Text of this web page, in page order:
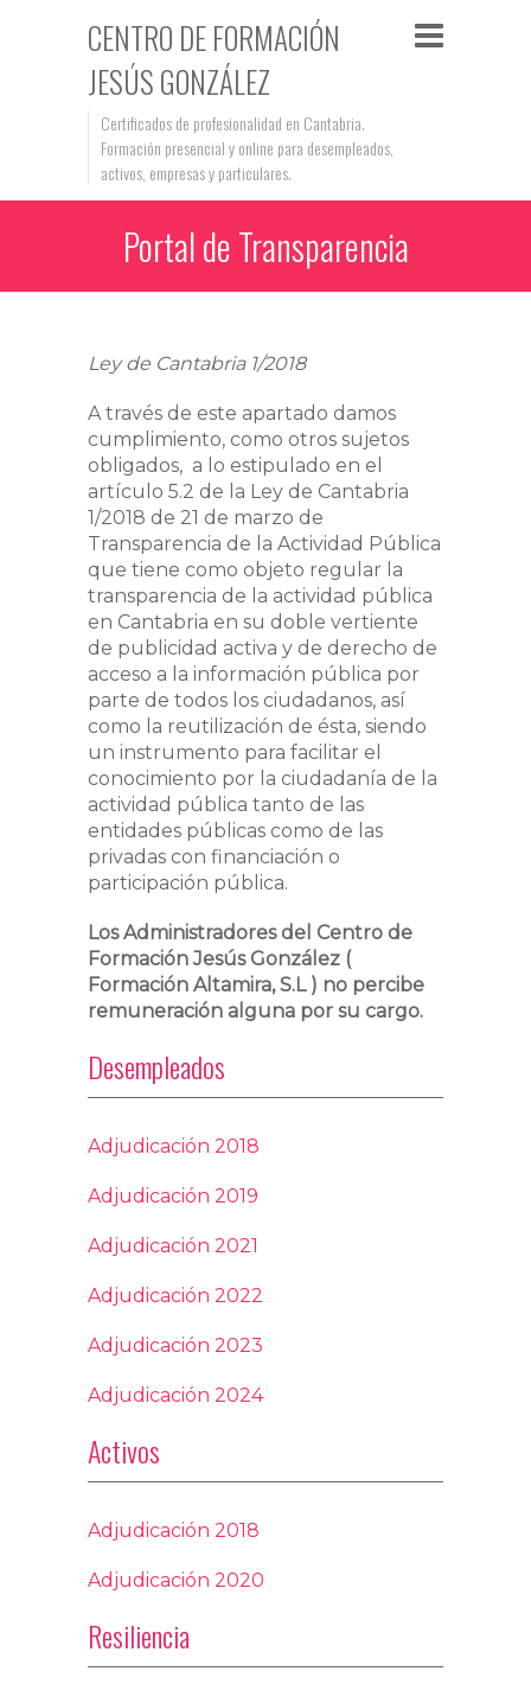
CENTRO DE FORMACIÓN
JESÚS GONZÁLEZ
Certificados de profesionalidad en Cantabria.
Formación presencial y online para desempleados,
activos, empresas y particulares.
Portal de Transparencia
Ley de Cantabria 1/2018
A través de este apartado damos
cumplimiento, como otros sujetos
obligados, a lo estipulado en el
artículo 5.2 de la Ley de Cantabria
1/2018 de 21 de marzo de
Transparencia de la Actividad Pública
que tiene como objeto regular la
transparencia de la actividad pública
en Cantabria en su doble vertiente
de publicidad activa y de derecho de
acceso a la información pública por
parte de todos los ciudadanos, así
como la reutilización de ésta, siendo
un instrumento para facilitar el
conocimiento por la ciudadanía de la
actividad pública tanto de las
entidades públicas como de las
privadas con financiación o
participación pública.​
Los Administradores del Centro de
Formación Jesús González (
Formación Altamira, S.L ) no percibe
remuneración alguna por su cargo.
Desempleados
Adjudicación 2018
Adjudicación 2019
Adjudicación 2021
Adjudicación 2022
Adjudicación 2023
Adjudicación 2024
Activos
Adjudicación 2018
Adjudicación 2020
Resiliencia